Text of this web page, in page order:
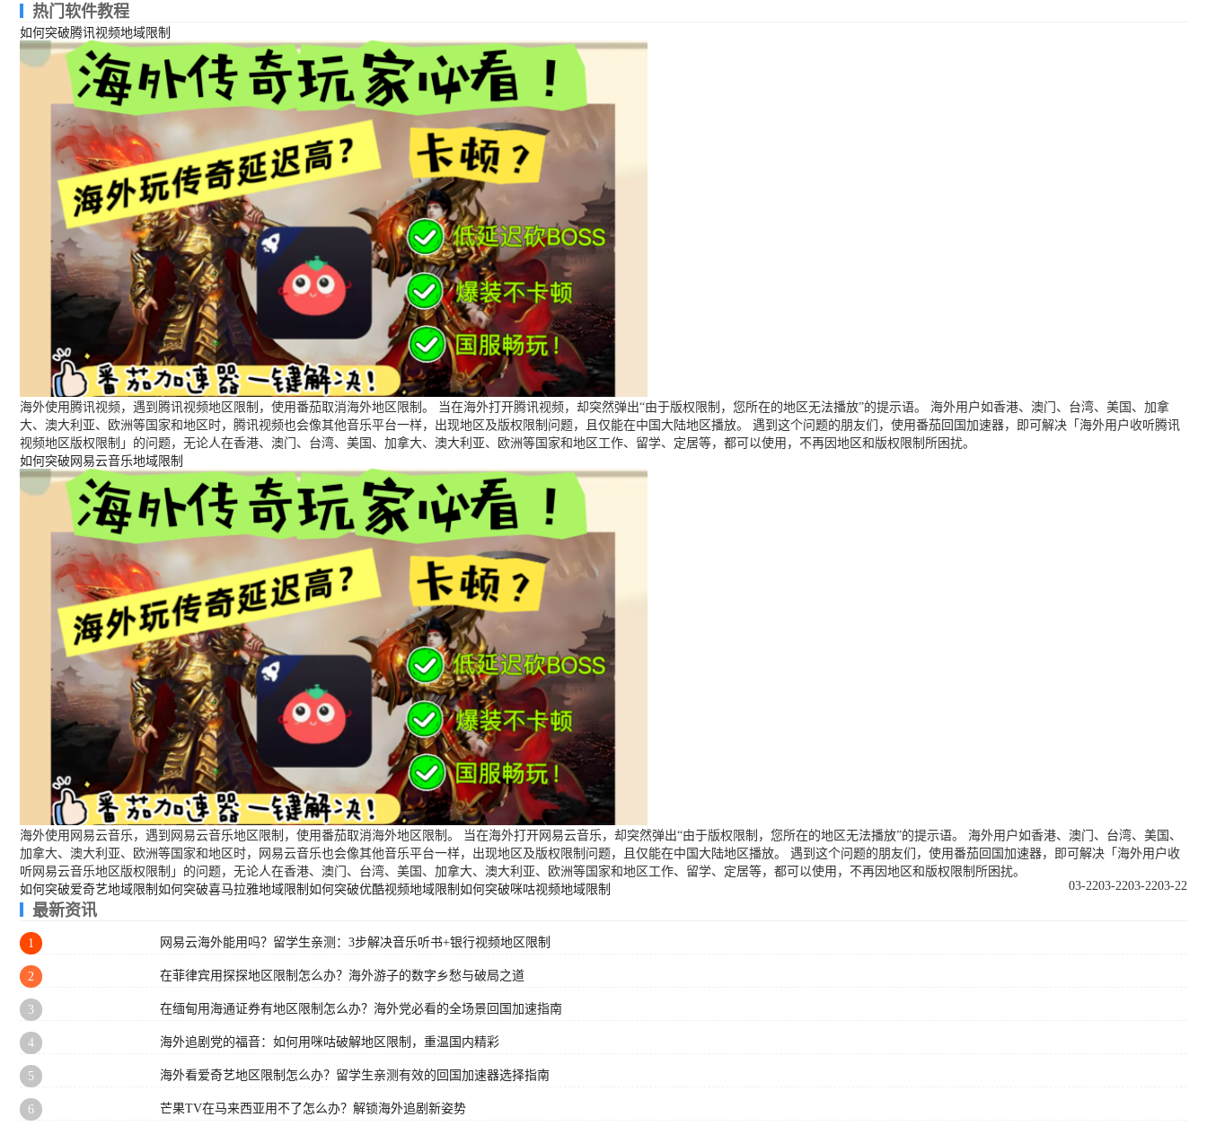
热门软件教程
如何突破腾讯视频地域限制
海外使用腾讯视频，遇到腾讯视频地区限制，使用番茄取消海外地区限制。 当在海外打开腾讯视频，却突然弹出“由于版权限制，您所在的地区无法播放”的提示语。 海外用户如香港、澳门、台湾、美国、加拿
大、澳大利亚、欧洲等国家和地区时，腾讯视频也会像其他音乐平台一样，出现地区及版权限制问题，且仅能在中国大陆地区播放。 遇到这个问题的朋友们，使用番茄回国加速器，即可解决「海外用户收听腾讯
视频地区版权限制」的问题，无论人在香港、澳门、台湾、美国、加拿大、澳大利亚、欧洲等国家和地区工作、留学、定居等，都可以使用，不再因地区和版权限制所困扰。
如何突破网易云音乐地域限制
海外使用网易云音乐，遇到网易云音乐地区限制，使用番茄取消海外地区限制。 当在海外打开网易云音乐，却突然弹出“由于版权限制，您所在的地区无法播放”的提示语。 海外用户如香港、澳门、台湾、美国、
加拿大、澳大利亚、欧洲等国家和地区时，网易云音乐也会像其他音乐平台一样，出现地区及版权限制问题，且仅能在中国大陆地区播放。 遇到这个问题的朋友们，使用番茄回国加速器，即可解决「海外用户收
听网易云音乐地区版权限制」的问题，无论人在香港、澳门、台湾、美国、加拿大、澳大利亚、欧洲等国家和地区工作、留学、定居等，都可以使用，不再因地区和版权限制所困扰。
如何突破爱奇艺地域限制
03-22
如何突破喜马拉雅地域限制 03-22
如何突破优酷视频地域限制 03-22
如何突破咪咕视频地域限制 03-22
最新资讯
1 网易云海外能用吗？留学生亲测：3步解决音乐听书+银行视频地区限制
2 在菲律宾用探探地区限制怎么办？海外游子的数字乡愁与破局之道
3 在缅甸用海通证券有地区限制怎么办？海外党必看的全场景回国加速指南
4 海外追剧党的福音：如何用咪咕破解地区限制，重温国内精彩
5 海外看爱奇艺地区限制怎么办？留学生亲测有效的回国加速器选择指南
6 芒果TV在马来西亚用不了怎么办？解锁海外追剧新姿势